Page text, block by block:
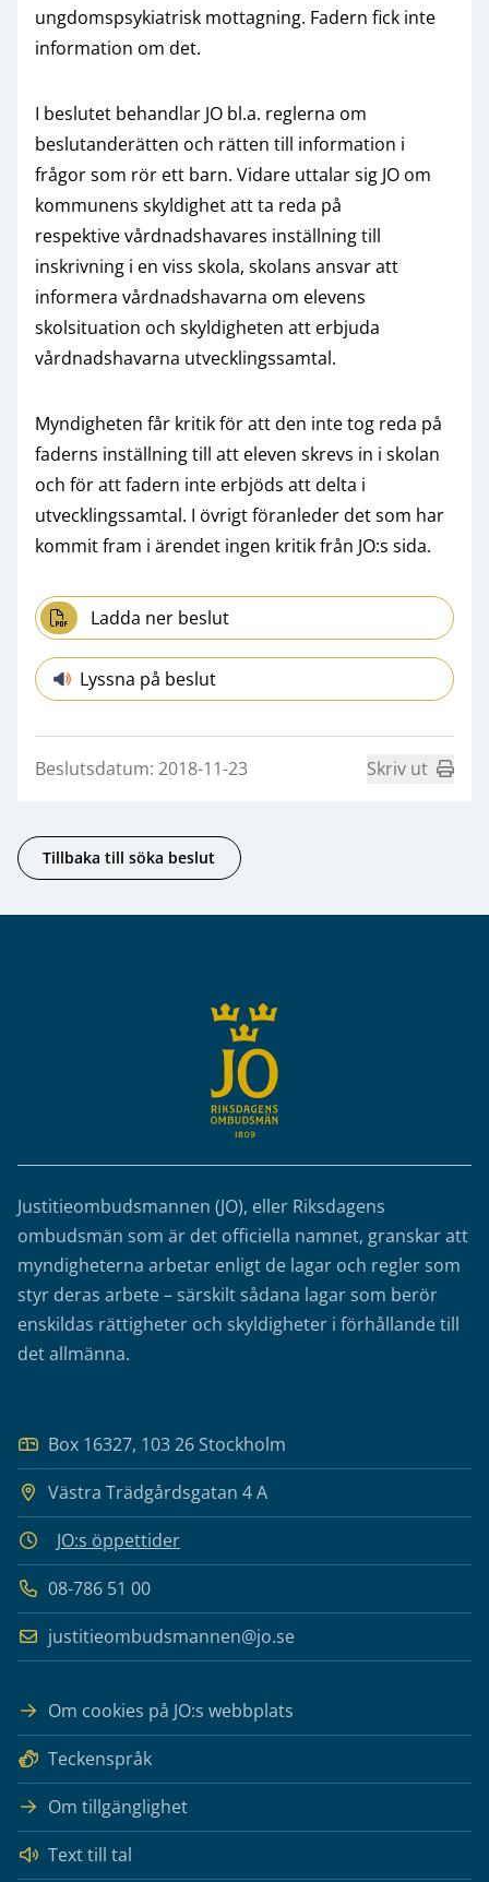
ungdomspsykiatrisk mottagning. Fadern fick inte
information om det.
I beslutet behandlar JO bl.a. reglerna om
beslutanderätten och rätten till information i
frågor som rör ett barn. Vidare uttalar sig JO om
kommunens skyldighet att ta reda på
respektive vårdnadshavares inställning till
inskrivning i en viss skola, skolans ansvar att
informera vårdnadshavarna om elevens
skolsituation och skyldigheten att erbjuda
vårdnadshavarna utvecklingssamtal.
Myndigheten får kritik för att den inte tog reda på
faderns inställning till att eleven skrevs in i skolan
och för att fadern inte erbjöds att delta i
utvecklingssamtal. I övrigt föranleder det som har
kommit fram i ärendet ingen kritik från JO:s sida.
Ladda ner beslut
Lyssna på beslut
Beslutsdatum: 2018-11-23 Skriv ut
Tillbaka till söka beslut
Justitieombudsmannen (JO), eller Riksdagens
ombudsmän som är det officiella namnet, granskar att
myndigheterna arbetar enligt de lagar och regler som
styr deras arbete – särskilt sådana lagar som berör
enskildas rättigheter och skyldigheter i förhållande till
det allmänna.
Box 16327, 103 26 Stockholm
Västra Trädgårdsgatan 4 A
JO:s öppettider
08-786 51 00
justitieombudsmannen@jo.se
Om cookies på JO:s webbplats
Teckenspråk
Om tillgänglighet
Text till tal